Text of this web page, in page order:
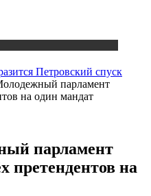
Петровский спуск
парламент
на один мандат
парламент
претендентов на